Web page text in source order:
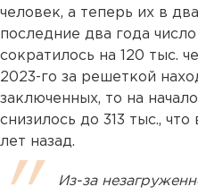
человек, а теперь их в
последние два года
сократилось на 120 тыс.
2023-го за решеткой
заключенных, то на
снизилось до 313 тыс.,
лет назад.
Из-за